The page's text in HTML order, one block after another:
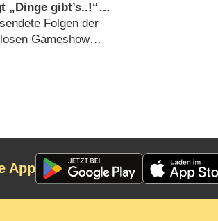
„Dinge gibt’s..!“
Folgen der
Gameshow
App